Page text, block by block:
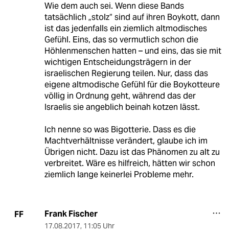
Wie dem auch sei. Wenn diese Bands
tatsächlich „stolz“ sind auf ihren Boykott, dann
ist das jedenfalls ein ziemlich altmodisches
Gefühl. Eins, das so vermutlich schon die
Höhlenmenschen hatten – und eins, das sie mit
wichtigen Entscheidungsträgern in der
israelischen Regierung teilen. Nur, dass das
eigene altmodische Gefühl für die Boykotteure
völlig in Ordnung geht, während das der
Israelis sie angeblich beinah kotzen lässt.
Ich nenne so was Bigotterie. Dass es die
Machtverhältnisse verändert, glaube ich im
Übrigen nicht. Dazu ist das Phänomen zu alt zu
verbreitet. Wäre es hilfreich, hätten wir schon
ziemlich lange keinerlei Probleme mehr.
FF Frank Fischer
17.08.2017, 11:05 Uhr